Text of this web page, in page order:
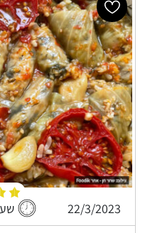
22/3/2023